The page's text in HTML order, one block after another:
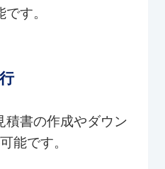
す。
積書の作成やダウン
能です。